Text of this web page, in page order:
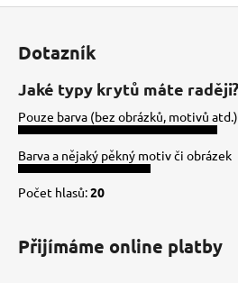
Dotazník
Jaké typy krytů máte raději?
Pouze barva (bez obrázků, motivů atd.)
Barva a nějaký pěkný motiv či obrázek
Počet hlasů:20
Přijímáme online platby